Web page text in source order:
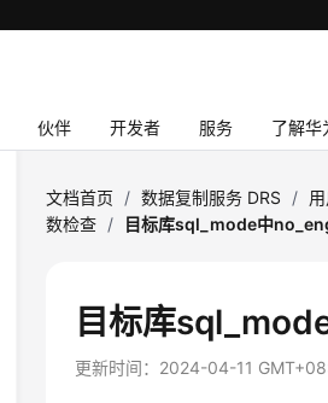
伙伴 开发者 服务 了解华
文档首页 / 数据复制服务 DRS /
数检查 / 目标库sql_mode中
目标库
更新时间： 2024-04-11